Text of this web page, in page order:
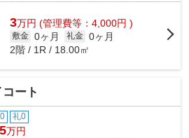
にはエ...
3万円 (管理費等：4,000円 )
敷金 0ヶ月 礼金 0ヶ月
2階 / 1R / 18.00㎡
ート
礼0
万円